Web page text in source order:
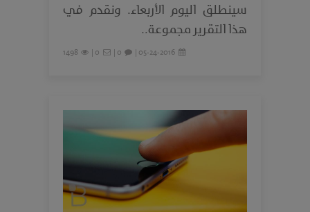
سينطلق اليوم الأربعاء. ونقدم في
هذا التقرير مجموعة..
05-24-2016 |
0 |
0 |
1498